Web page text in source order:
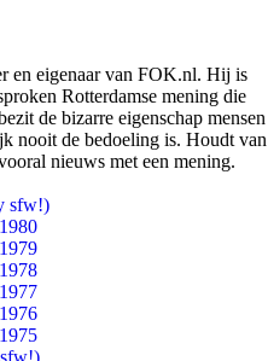
en eigenaar van FOK.nl. Hij is
Rotterdamse mening die
de bizarre eigenschap mensen
nooit de bedoeling is. Houdt van
nieuws met een mening.
sfw!)